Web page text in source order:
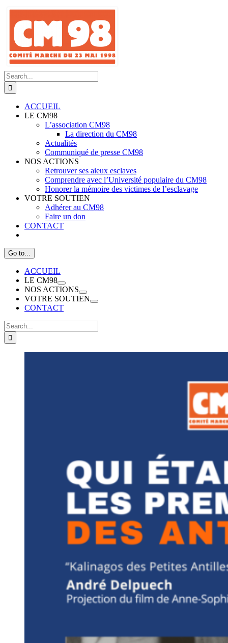
Skip
content
Search
for:
ACCUEIL
LE CM98
L’association CM98
La direction du CM98
Actualités
Communiqué de presse CM98
NOS ACTIONS
Retrouver ses aieux esclaves
Comprendre avec l’Université populaire du CM98
Honorer la mémoire des victimes de l’esclavage
VOTRE SOUTIEN
Adhérer au CM98
Faire un don
CONTACT
Go to...
ACCUEIL
LE CM98
NOS ACTIONS
VOTRE SOUTIEN
CONTACT
Search
for: